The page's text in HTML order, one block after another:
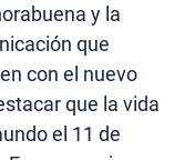
y la
que
con el nuevo
que la vida
el 11 de